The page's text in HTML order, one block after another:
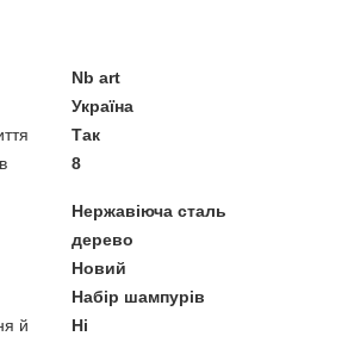
Nb art
Україна
Так
8
Нержавіюча сталь
дерево
Новий
Набір шампурів
й
Ні